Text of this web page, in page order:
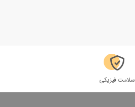
سلامت فیزیکی